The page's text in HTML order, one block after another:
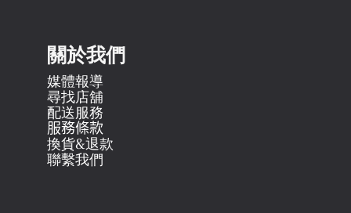
關於我們
媒體報導
尋找店舖
配送服務
服務條款
換貨&退款
聯繫我們